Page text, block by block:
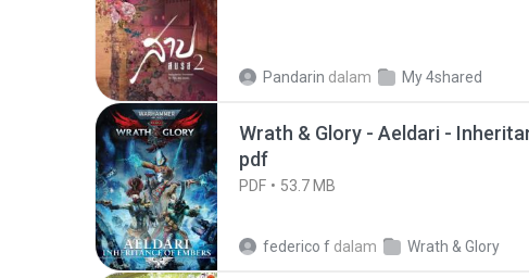
Pandarin dalam My 4shared
Wrath & Glory - Aeldari -
pdf
PDF 53.7 MB
federico f dalam Wrath & Glory